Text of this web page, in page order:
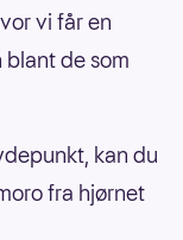
vi får en
de som
kan du
fra hjørnet